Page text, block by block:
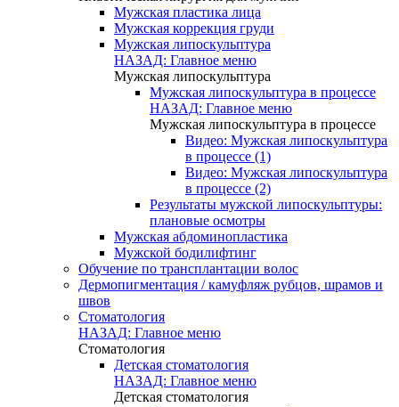
Мужская пластика лица
Мужская коррекция груди
Мужская липоскульптура
НАЗАД: Главное меню
Мужская липоскульптура
Мужская липоскульптура в процессе
НАЗАД: Главное меню
Мужская липоскульптура в процессе
Видео: Мужская липоскульптура
в процессе (1)
Видео: Мужская липоскульптура
в процессе (2)
Результаты мужской липоскульптуры:
плановые осмотры
Мужская абдоминопластика
Мужской бодилифтинг
Обучение по трансплантации волос
Дермопигментация / камуфляж рубцов, шрамов и
швов
Стоматология
НАЗАД: Главное меню
Стоматология
Детская стоматология
НАЗАД: Главное меню
Детская стоматология